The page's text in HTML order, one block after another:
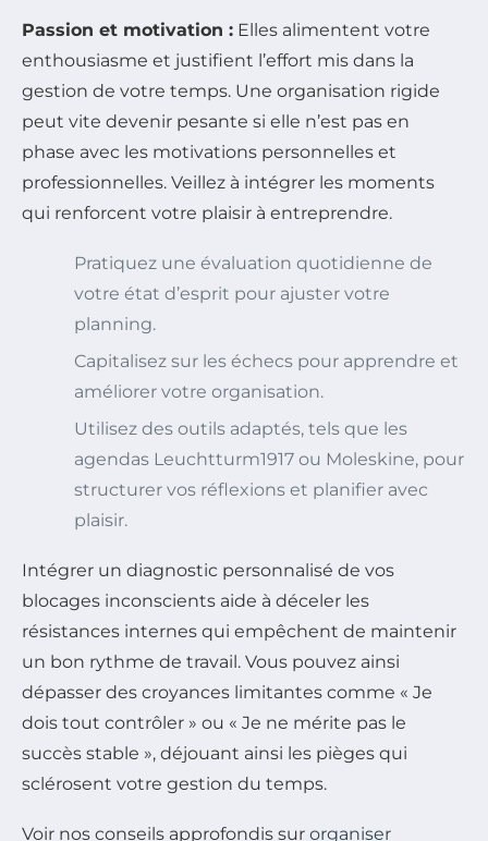
Passion et motivation : Elles alimentent votre
enthousiasme et justifient l’effort mis dans la
gestion de votre temps. Une organisation rigide
peut vite devenir pesante si elle n’est pas en
phase avec les motivations personnelles et
professionnelles. Veillez à intégrer les moments
qui renforcent votre plaisir à entreprendre.
Pratiquez une évaluation quotidienne de
votre état d’esprit pour ajuster votre
planning.
Capitalisez sur les échecs pour apprendre et
améliorer votre organisation.
Utilisez des outils adaptés, tels que les
agendas Leuchtturm1917 ou Moleskine, pour
structurer vos réflexions et planifier avec
plaisir.
Intégrer un diagnostic personnalisé de vos
blocages inconscients aide à déceler les
résistances internes qui empêchent de maintenir
un bon rythme de travail. Vous pouvez ainsi
dépasser des croyances limitantes comme « Je
dois tout contrôler » ou « Je ne mérite pas le
succès stable », déjouant ainsi les pièges qui
sclérosent votre gestion du temps.
Voir nos conseils approfondis sur organiser